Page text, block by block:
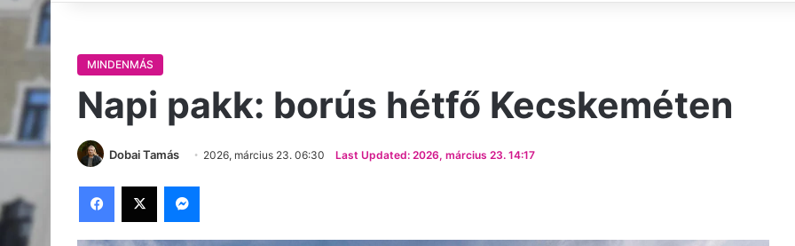
MINDENMÁS
Napi pakk: borús hétfő Kecskeméten
Dobai Tamás 2026, március 23. 06:30 Last Updated: 2026, március 23. 14:17
Facebook
X Messenger